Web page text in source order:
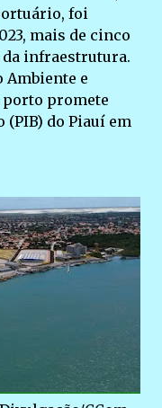
foi
mais de cinco
da infraestrutura.
Ambiente e
porto promete
do Piauí em